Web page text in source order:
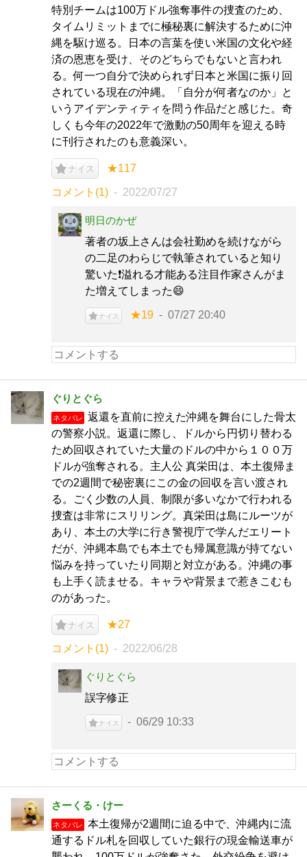
特別チームは100万ドル強奪事件の捜査のため、
タイムリミットまでに極秘裏に解決するために沖
縄を駆け巡る。日本の言葉を使い米国の文化や経
済の恩恵を受け、そのどちらでもないと言われ
る。何一つ自分で決められず日本と米国に振り回
されている現在の沖縄。「自分が何者なのか」と
いうアイデンティティを問う作品だと感じた。奇
しくも今年の2022年で激動の50周年を迎える時
に刊行されたのも意義深い。
ナイス ★117
コメント(1) 2022/07/27
明日のかぜ
著者の坂上さんは会社勤めを続けながら
の二足のわらじで執筆されていると知り
驚いた❗溢れる才能ある注目作家さんがま
た増えてしまった😄
ナイス ★19 07/27 20:40
ぐりとぐら
ネタバレ
返還を直前に控えた沖縄を舞台にした骨太
の警察小説。返還に際し、ドルから円切り替わる
ため回収されていた大量のドルの中から１００万
ドルが強奪される。主人公 真栄田は、本土復帰ま
での2週間で秘密裏にこの金の回収を言い渡され
る。ごく少数の人員、制限が多いなかで行われる
捜査は非常にスリリング。真栄田は島にルーツが
あり、本土の大学に行き警視庁で学んだエリート
だが、沖縄本島でも本土でも帰属意識が持てない
悩みを持っていたり同期と対立がある。沖縄の事
も上手く読ませる。キャラや背景まで惹きこむも
のがあった。
ナイス ★27
コメント(1) 2022/06/28
ぐりとぐら
誤字修正
ナイス 06/29 10:33
さーくる・けー
ネタバレ
本土復帰が2週間に迫る中で、沖縄内に流
通するドル札を回収していた銀行の現金輸送車が